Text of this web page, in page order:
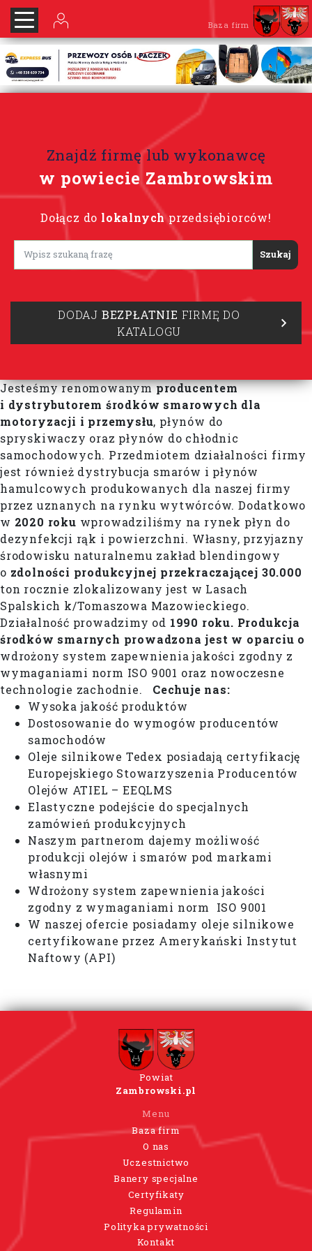
Baza firm
Znajdź firmę lub wykonawcę
w powiecie Zambrowskim
Dołącz do lokalnych przedsiębiorców!
Lorem ipsum
DODAJ BEZPŁATNIE FIRMĘ DO
KATALOGU
Jesteśmy renomowanymproducentem
i dystrybutorem środków smarowych dla
motoryzacji i przemysłu, płynów do
spryskiwaczy oraz płynów do chłodnic
samochodowych. Przedmiotem działalności firmy
jest również dystrybucja smarów i płynów
hamulcowych produkowanych dla naszej firmy
przez uznanych na rynku wytwórców. Dodatkowo
w 2020 roku wprowadziliśmy na rynek płyn do
dezynfekcji rąk i powierzchni. Własny, przyjazny
środowisku naturalnemu zakład blendingowy
o zdolności produkcyjnej przekraczającej 30.000
ton rocznie zlokalizowany jest w Lasach
Spalskich k/Tomaszowa Mazowieckiego.
Działalność prowadzimy od 1990 roku. Produkcja
środków smarnych prowadzona jest w oparciu o
wdrożony system zapewnienia jakości zgodny z
wymaganiami norm ISO 9001 oraz nowoczesne
technologie zachodnie. Cechuje nas:
Wysoka jakość produktów
Dostosowanie do wymogów producentów
samochodów
Oleje silnikowe Tedex posiadają certyfikację
Europejskiego Stowarzyszenia Producentów
Olejów ATIEL – EEQLMS
Elastyczne podejście do specjalnych
zamówień produkcyjnych
Naszym partnerom dajemy możliwość
produkcji olejów i smarów pod markami
własnymi
Wdrożony system zapewnienia jakości
zgodny z wymaganiami norm ISO 9001
W naszej ofercie posiadamy oleje silnikowe
certyfikowane przez Amerykański Instytut
Naftowy (API)
Powiat
Zambrowski.pl
Menu
Baza firm
O nas
Uczestnictwo
Banery specjalne
Certyfikaty
Regulamin
Polityka prywatności
Kontakt